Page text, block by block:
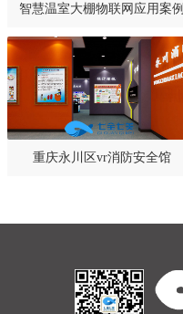
智慧温室大棚物联网应用案例
重庆永川区vr消防安全馆